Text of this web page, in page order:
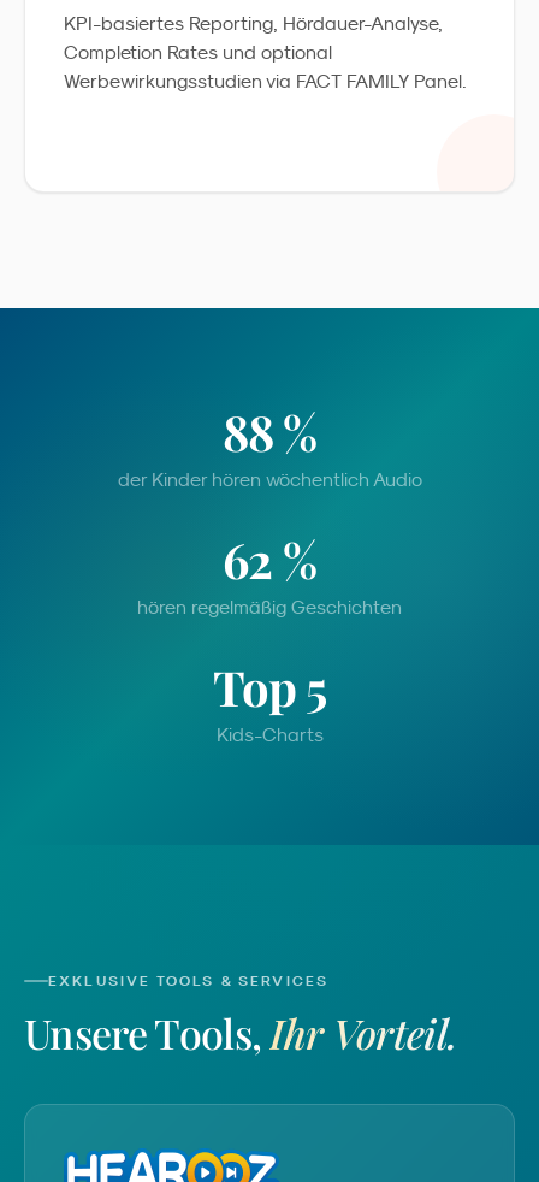
KPI-basiertes Reporting, Hördauer-Analyse,
Completion Rates und optional
Werbewirkungsstudien via FACT FAMILY Panel.
88 %
der Kinder hören wöchentlich Audio
62 %
hören regelmäßig Geschichten
Top 5
Kids-Charts
EXKLUSIVE TOOLS & SERVICES
Unsere Tools,Ihr Vorteil.